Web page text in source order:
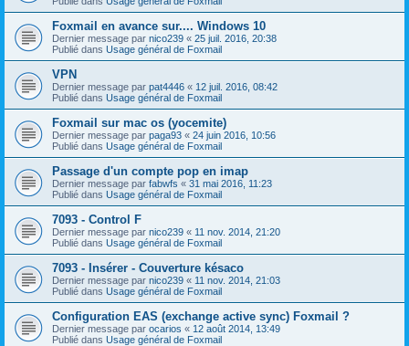
Foxmail en avance sur.... Windows 10
Dernier message par nico239 « 25 juil. 2016, 20:38
Publié dans Usage général de Foxmail
VPN
Dernier message par pat4446 « 12 juil. 2016, 08:42
Publié dans Usage général de Foxmail
Foxmail sur mac os (yocemite)
Dernier message par paga93 « 24 juin 2016, 10:56
Publié dans Usage général de Foxmail
Passage d'un compte pop en imap
Dernier message par fabwfs « 31 mai 2016, 11:23
Publié dans Usage général de Foxmail
7093 - Control F
Dernier message par nico239 « 11 nov. 2014, 21:20
Publié dans Usage général de Foxmail
7093 - Insérer - Couverture késaco
Dernier message par nico239 « 11 nov. 2014, 21:03
Publié dans Usage général de Foxmail
Configuration EAS (exchange active sync) Foxmail ?
Dernier message par ocarios « 12 août 2014, 13:49
Publié dans Usage général de Foxmail